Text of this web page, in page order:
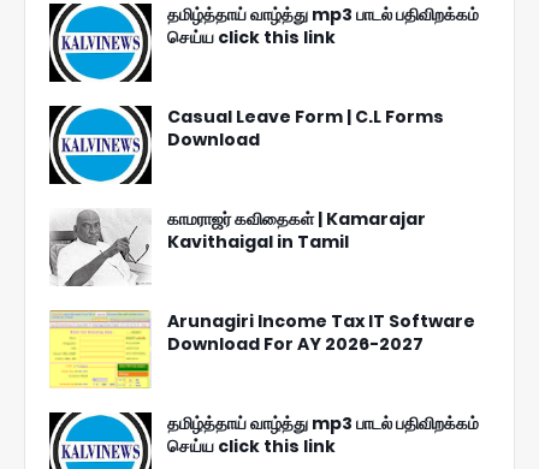
தமிழ்த்தாய் வாழ்த்து mp3 பாடல் பதிவிறக்கம்
செய்ய click this link
Casual Leave Form | C.L Forms
Download
காமராஜர் கவிதைகள் | Kamarajar
Kavithaigal in Tamil
Arunagiri Income Tax IT Software
Download For AY 2026-2027
தமிழ்த்தாய் வாழ்த்து mp3 பாடல் பதிவிறக்கம்
செய்ய click this link